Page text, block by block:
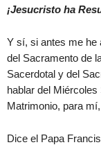
¡Jesucristo ha
Y sí, si antes me he
del Sacramento de
Sacerdotal y del
hablar del
Matrimonio, para
Dice el Papa